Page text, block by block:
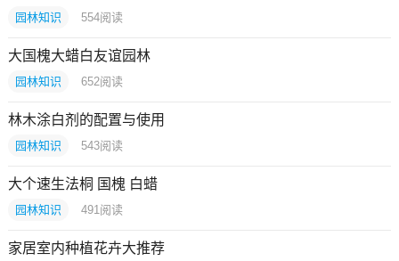
园林知识 554阅读
大国槐大蜡白友谊园林
园林知识 652阅读
林木涂白剂的配置与使用
园林知识 543阅读
大个速生法桐 国槐 白蜡
园林知识 491 阅读
家居室内种植花卉大推荐